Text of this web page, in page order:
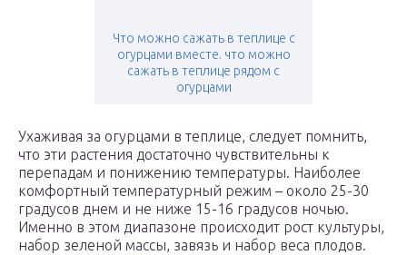
Что можно сажать в теплице с
огурцами вместе. что можно
сажать в теплице рядом с
огурцами
Ухаживая за огурцами в теплице, следует помнить,
что эти растения достаточно чувствительны к
перепадам и понижению температуры. Наиболее
комфортный температурный режим – около 25-30
градусов днем и не ниже 15-16 градусов ночью.
Именно в этом диапазоне происходит рост культуры,
набор зеленой массы, завязь и набор веса плодов.